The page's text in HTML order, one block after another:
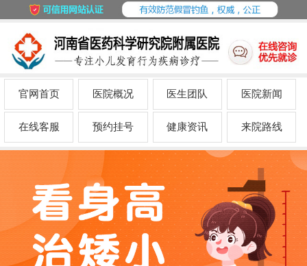
官网首页 医院概况 医生团队 医院新闻
在线客服 预约挂号 健康资讯 来院路线